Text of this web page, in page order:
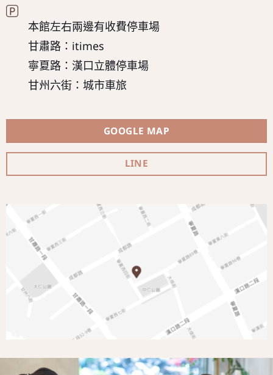
本館左右兩邊有收費停車場
甘肅路：itimes
寧夏路：漢口立體停車場
甘州六街：城市車旅
GOOGLE MAP
LINE